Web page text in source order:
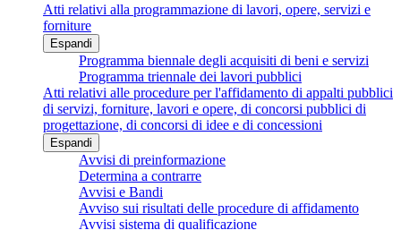
Atti relativi alla programmazione di lavori, opere, servizi e
forniture
Espandi
Programma biennale degli acquisiti di beni e servizi
Programma triennale dei lavori pubblici
Atti relativi alle procedure per l'affidamento di appalti pubblici
di servizi, forniture, lavori e opere, di concorsi pubblici di
progettazione, di concorsi di idee e di concessioni
Espandi
Avvisi di preinformazione
Determina a contrarre
Avvisi e Bandi
Avviso sui risultati delle procedure di affidamento
Avvisi sistema di qualificazione